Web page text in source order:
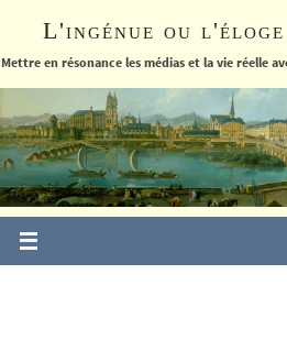
le
L'ingénue ou
Mettre en résonance les médias et la vie réelle